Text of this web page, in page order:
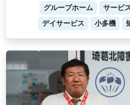
グループホーム
サービ
デイサービス
小多機